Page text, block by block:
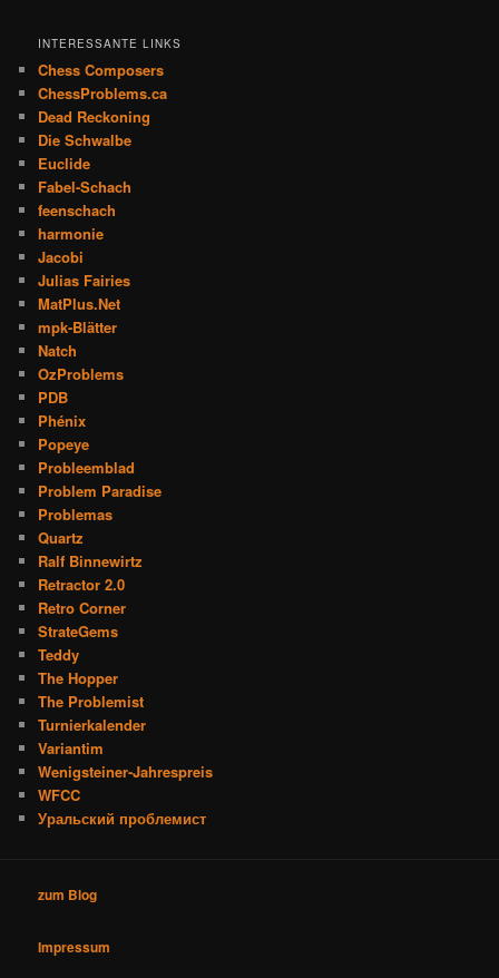
INTERESSANTE LINKS
Chess Composers
ChessProblems.ca
Dead Reckoning
Die Schwalbe
Euclide
Fabel-Schach
feenschach
harmonie
Jacobi
Julias Fairies
MatPlus.Net
mpk-Blätter
Natch
OzProblems
PDB
Phénix
Popeye
Probleemblad
Problem Paradise
Problemas
Quartz
Ralf Binnewirtz
Retractor 2.0
Retro Corner
StrateGems
Teddy
The Hopper
The Problemist
Turnierkalender
Variantim
Wenigsteiner-Jahrespreis
WFCC
Уральский проблемист
zum Blog
Impressum